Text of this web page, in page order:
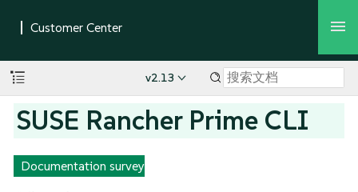
v2.13
SUSE Rancher Prime CLI
Documentation survey